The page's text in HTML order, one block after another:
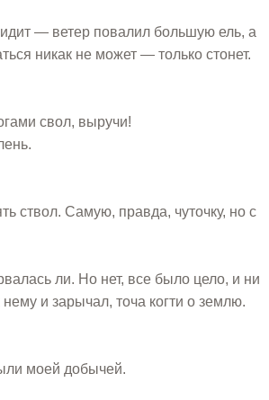
— ветер повалил большую ель, а
никак не может — только стонет.
свол, выручи!
ствол. Самую, правда, чуточку, но с
ли. Но нет, все было цело, и ни
и зарычал, точа когти о землю.
моей добычей.